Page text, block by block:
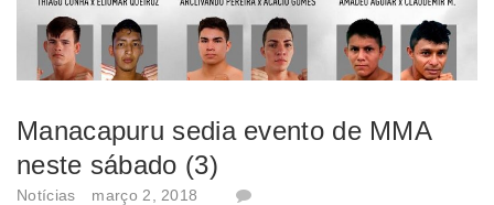
Manacapuru sedia evento de MMA
neste sábado (3)
Notícias março 2, 2018